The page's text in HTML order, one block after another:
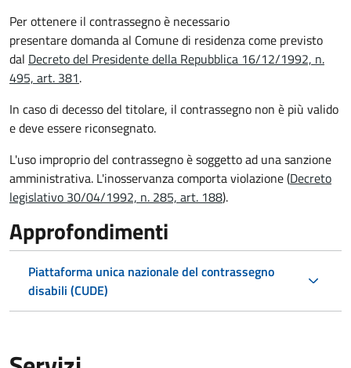
Per ottenere il contrassegno è necessario
presentare domanda al Comune di residenza come previsto
dal Decreto del Presidente della Repubblica 16/12/1992, n.
495, art. 381.
In caso di decesso del titolare, il contrassegno non è più valido
e deve essere riconsegnato.
L'uso improprio del contrassegno è soggetto ad una sanzione
amministrativa. L'inosservanza comporta violazione (Decreto
legislativo 30/04/1992, n. 285, art. 188).
Approfondimenti
Piattaforma unica nazionale del contrassegno
disabili (CUDE)